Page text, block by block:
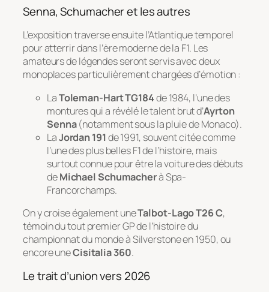
Senna, Schumacher et les autres
L’exposition traverse ensuite l’Atlantique temporel
pour atterrir dans l’ère moderne de la F1. Les
amateurs de légendes seront servis avec deux
monoplaces particulièrement chargées d’émotion :
LaToleman-Hart TG184de 1984, l’une des
montures qui a révélé le talent brut d’Ayrton
Senna(notamment sous la pluie de Monaco).
LaJordan 191de 1991, souvent citée comme
l’une des plus belles F1 de l’histoire, mais
surtout connue pour être la voiture des débuts
deMichael Schumacherà Spa-
Francorchamps.
On y croise également uneTalbot-Lago T26 C,
témoin du tout premier GP de l’histoire du
championnat du monde à Silverstone en 1950, ou
encore uneCisitalia 360.
Le trait d’union vers 2026